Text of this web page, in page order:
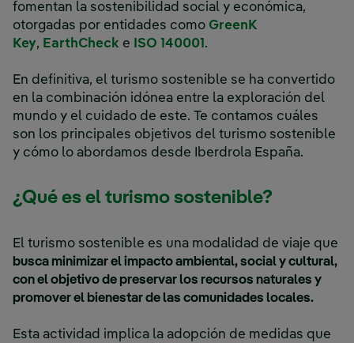
fomentan la sostenibilidad social y económica,
otorgadas por entidades como GreenK
Key, EarthCheck e ISO 140001 .
En definitiva, el turismo sostenible se ha convertido
en la combinación idónea entre la exploración del
mundo y el cuidado de este. Te contamos cuáles
son los principales objetivos del turismo sostenible
y cómo lo abordamos desde Iberdrola España.
¿Qué es el turismo sostenible?
El turismo sostenible es una modalidad de viaje que
busca minimizar el impacto ambiental, social y cultural,
con el objetivo de preservar los recursos naturales y
promover el bienestar de las comunidades locales.
Esta actividad implica la adopción de medidas que